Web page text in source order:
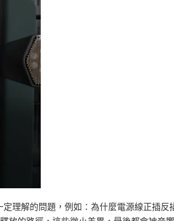
理解的問題，例如：為什麼電源線正插